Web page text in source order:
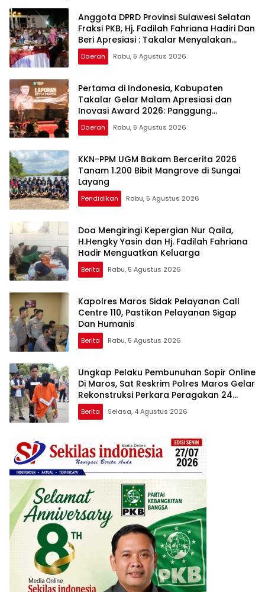
Anggota DPRD Provinsi Sulawesi Selatan
Fraksi PKB, Hj. Fadilah Fahriana Hadiri Dan
Beri Apresiasi : Takalar Menyalakan
Lentera Pengabdian Melalui Malam
Apresiasi dan Inovasi Award 2026
Daerah Rabu, 5 Agustus 2026
Pertama di Indonesia, Kabupaten
Takalar Gelar Malam Apresiasi dan
Inovasi Award 2026: Panggung
Penghargaan bagi Pelayan Publik
Berprestasi
Daerah Rabu, 5 Agustus 2026
KKN-PPM UGM Bakam Bercerita 2026
Tanam 1.200 Bibit Mangrove di Sungai
Layang
Pendidikan Rabu, 5 Agustus 2026
Doa Mengiringi Kepergian Nur Qaila,
H.Hengky Yasin dan Hj. Fadilah Fahriana
Hadir Menguatkan Keluarga
Berita Rabu, 5 Agustus 2026
Kapolres Maros Sidak Pelayanan Call
Centre 110, Pastikan Pelayanan Sigap
Dan Humanis
Berita Rabu, 5 Agustus 2026
Ungkap Pelaku Pembunuhan Sopir Online
Di Maros, Sat Reskrim Polres Maros Gelar
Rekonstruksi Perkara Peragakan 24
Adegan
Berita Selasa, 4 Agustus 2026